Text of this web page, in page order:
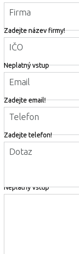
Firma
Zadejte název firmy!
IČO
Neplatný vstup
Email
Zadejte email!
Telefon
Zadejte telefon!
Dotaz
Neplatný vstup